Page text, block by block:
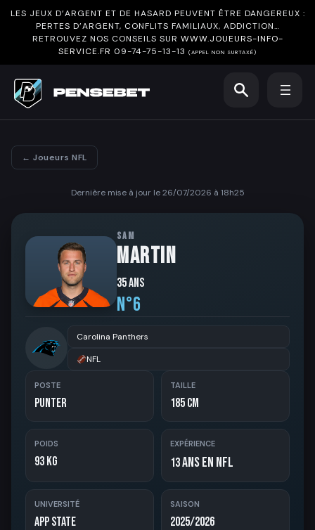
LES JEUX D’ARGENT ET DE HASARD PEUVENT ÊTRE DANGEREUX :
PERTES D’ARGENT, CONFLITS FAMILIAUX, ADDICTION…
RETROUVEZ NOS CONSEILS SUR WWW.JOUEURS-INFO-
SERVICE.FR 09-74-75-13-13 (APPEL NON SURTAXÉ)
← Joueurs NFL
Dernière mise à jour le 26/07/2026 à 18h25
SAM
MARTIN
35 ans
N°6
Carolina Panthers
NFL
POSTE
Punter
TAILLE
185 cm
POIDS
93 kg
EXPÉRIENCE
13ans en NFL
UNIVERSITÉ
App State
SAISON
2025/2026